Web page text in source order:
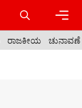
ರಾಜಕೀಯ ಚುನಾವಣೆ